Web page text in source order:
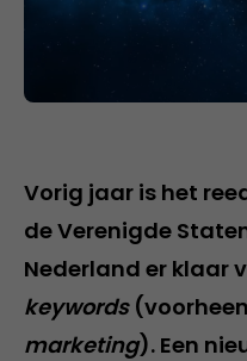
Vorig jaar is het
de Verenigde
Nederland er klaar
keywords(voorheen
marketing). Een